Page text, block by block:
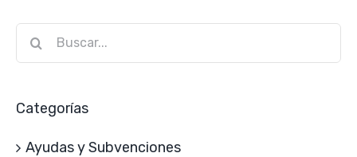
Categorías
Ayudas y Subvenciones